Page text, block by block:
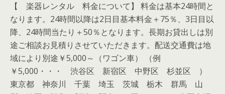
【 楽器レンタル 料金について】 料金は基本24時間と
なります。24時間以降は2日目基本料金＋75％、3日目以
降、24時間当たり＋50％となります。長期お貸出しは別
途ご相談お見積りさせていただきます。配送交通費は地
域により別途￥5,000～（ワゴン車） （例
￥5,000・・・ 渋谷区 新宿区 中野区 杉並区 ）
東京都 神奈川 千葉 埼玉 茨城 栃木 群馬 山